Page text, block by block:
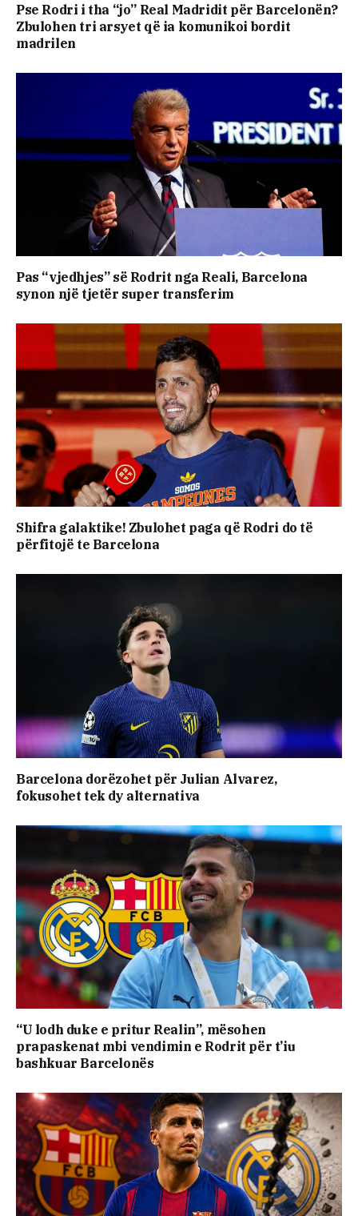
Pse Rodri i tha “jo” Real Madridit për Barcelonën?
Zbulohen tri arsyet që ia komunikoi bordit
madrilen
Pas “vjedhjes” së Rodrit nga Reali, Barcelona
synon një tjetër super transferim
Shifra galaktike! Zbulohet paga që Rodri do të
përfitojë te Barcelona
Barcelona dorëzohet për Julian Alvarez,
fokusohet tek dy alternativa
“U lodh duke e pritur Realin”, mësohen
prapaskenat mbi vendimin e Rodrit për t’iu
bashkuar Barcelonës